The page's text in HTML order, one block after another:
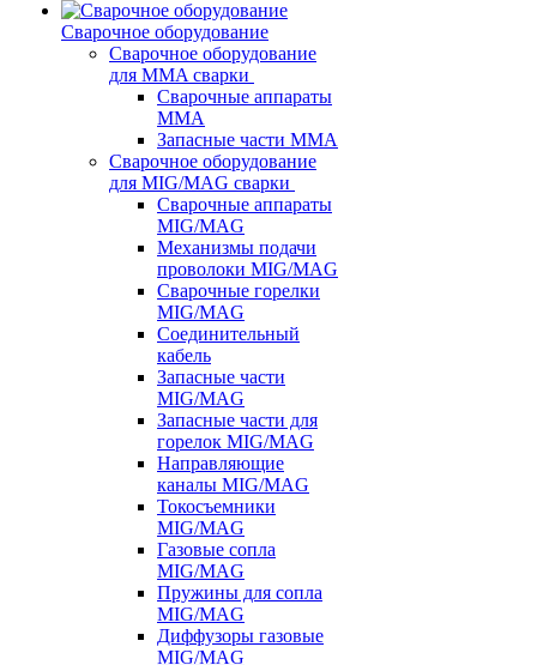
Сварочное оборудование
Сварочное оборудование
для MMA сварки
Сварочные аппараты
MMA
Запасные части MMA
Сварочное оборудование
для MIG/MAG сварки
Сварочные аппараты
MIG/MAG
Механизмы подачи
проволоки MIG/MAG
Сварочные горелки
MIG/MAG
Соединительный
кабель
Запасные части
MIG/MAG
Запасные части для
горелок MIG/MAG
Направляющие
каналы MIG/MAG
Токосъемники
MIG/MAG
Газовые сопла
MIG/MAG
Пружины для сопла
MIG/MAG
Диффузоры газовые
MIG/MAG